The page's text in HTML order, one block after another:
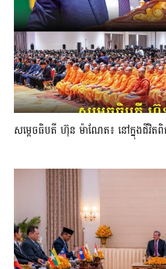
សម្តេចធិបតី ហ៊ុន ម៉ាណែត៖ នៅក្នុងជីវិត